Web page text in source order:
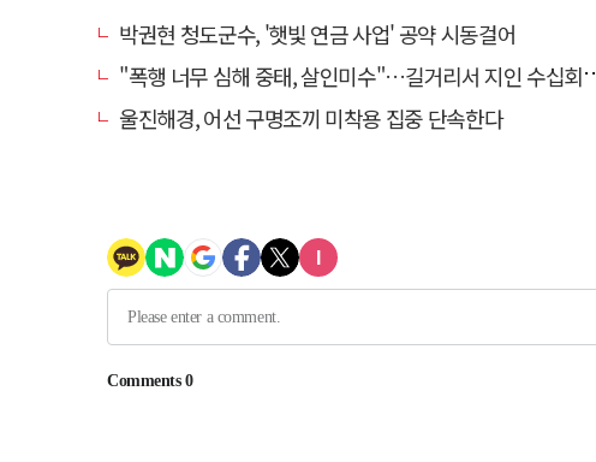
박권현 청도군수, '햇빛 연금 사업' 공약 시동걸어
"폭행 너무 심해 중태, 살인미수"…길거리서 지인 수십회 때린 50대 '긴급체포'
울진해경, 어선 구명조끼 미착용 집중 단속한다